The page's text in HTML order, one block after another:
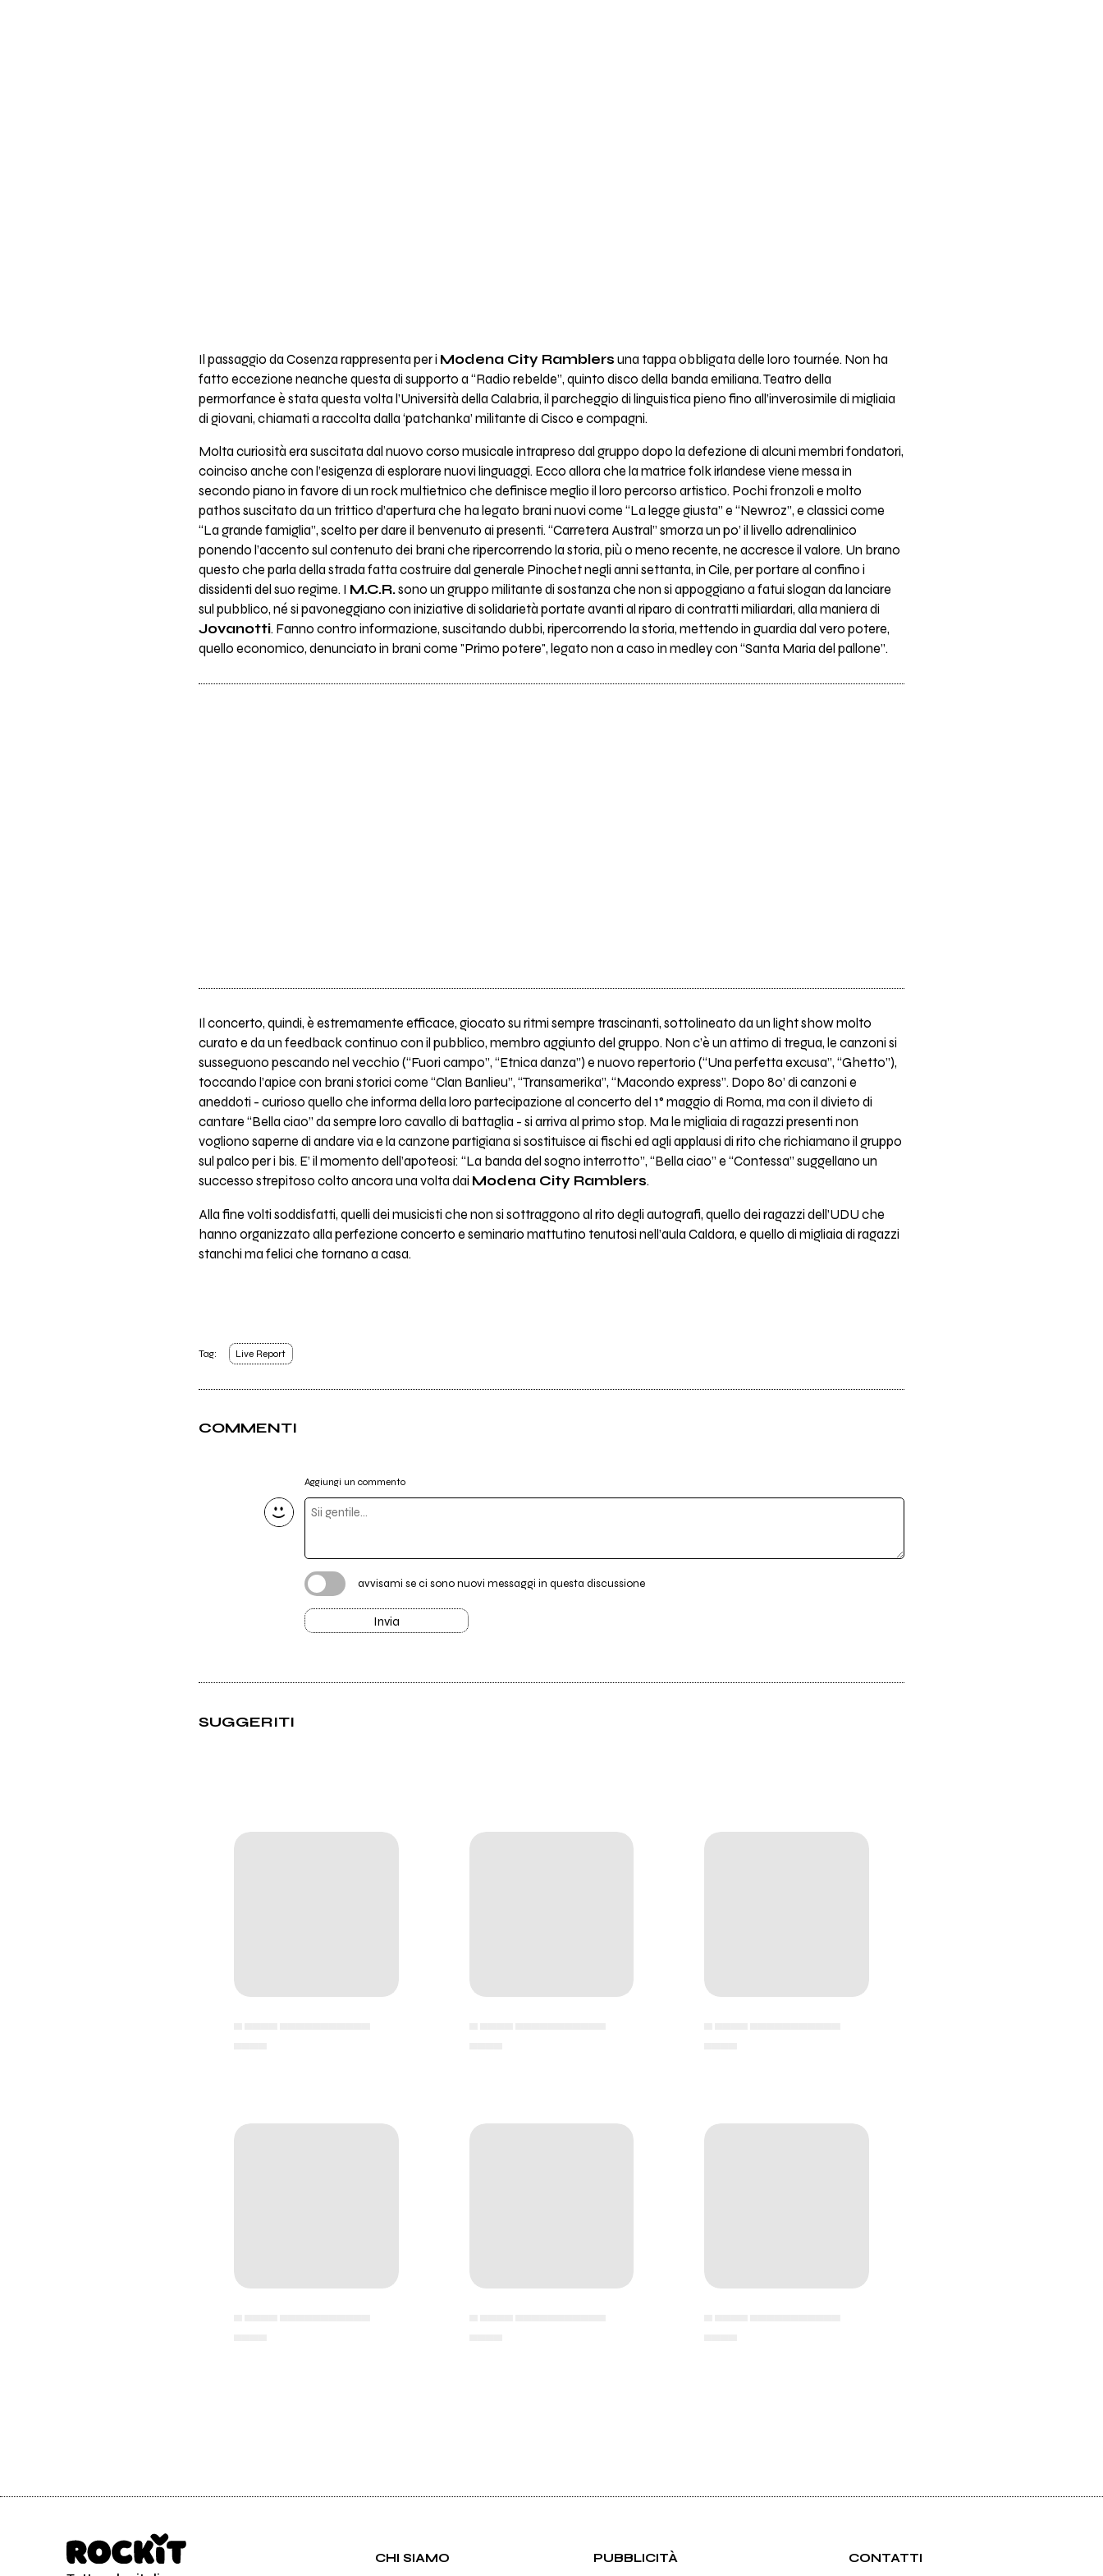
Il passaggio da Cosenza rappresenta per i Modena City Ramblers una tappa obbligata delle loro tournée. Non ha
fatto eccezione neanche questa di supporto a “Radio rebelde”, quinto disco della banda emiliana. Teatro della
permorfance è stata questa volta l’Università della Calabria, il parcheggio di linguistica pieno fino all’inverosimile di migliaia
di giovani, chiamati a raccolta dalla ‘patchanka’ militante di Cisco e compagni.
Molta curiosità era suscitata dal nuovo corso musicale intrapreso dal gruppo dopo la defezione di alcuni membri fondatori,
coinciso anche con l’esigenza di esplorare nuovi linguaggi. Ecco allora che la matrice folk irlandese viene messa in
secondo piano in favore di un rock multietnico che definisce meglio il loro percorso artistico. Pochi fronzoli e molto
pathos suscitato da un trittico d’apertura che ha legato brani nuovi come “La legge giusta” e “Newroz”, e classici come
“La grande famiglia”, scelto per dare il benvenuto ai presenti. “Carretera Austral” smorza un po’ il livello adrenalinico
ponendo l’accento sul contenuto dei brani che ripercorrendo la storia, più o meno recente, ne accresce il valore. Un brano
questo che parla della strada fatta costruire dal generale Pinochet negli anni settanta, in Cile, per portare al confino i
dissidenti del suo regime. I M.C.R.sono un gruppo militante di sostanza che non si appoggiano a fatui slogan da lanciare
sul pubblico, né si pavoneggiano con iniziative di solidarietà portate avanti al riparo di contratti miliardari, alla maniera di
Jovanotti. Fanno contro informazione, suscitando dubbi, ripercorrendo la storia, mettendo in guardia dal vero potere,
quello economico, denunciato in brani come "Primo potere", legato non a caso in medley con “Santa Maria del pallone”.
Il concerto, quindi, è estremamente efficace, giocato su ritmi sempre trascinanti, sottolineato da un light show molto
curato e da un feedback continuo con il pubblico, membro aggiunto del gruppo. Non c’è un attimo di tregua, le canzoni si
susseguono pescando nel vecchio (“Fuori campo”, “Etnica danza”) e nuovo repertorio (“Una perfetta excusa”, “Ghetto”),
toccando l’apice con brani storici come “Clan Banlieu”, “Transamerika”, “Macondo express”. Dopo 80’ di canzoni e
aneddoti - curioso quello che informa della loro partecipazione al concerto del 1° maggio di Roma, ma con il divieto di
cantare “Bella ciao” da sempre loro cavallo di battaglia - si arriva al primo stop. Ma le migliaia di ragazzi presenti non
vogliono saperne di andare via e la canzone partigiana si sostituisce ai fischi ed agli applausi di rito che richiamano il gruppo
sul palco per i bis. E’ il momento dell’apoteosi: “La banda del sogno interrotto”, “Bella ciao” e “Contessa” suggellano un
successo strepitoso colto ancora una volta dai Modena City Ramblers.
Alla fine volti soddisfatti, quelli dei musicisti che non si sottraggono al rito degli autografi, quello dei ragazzi dell’UDU che
hanno organizzato alla perfezione concerto e seminario mattutino tenutosi nell’aula Caldora, e quello di migliaia di ragazzi
stanchi ma felici che tornano a casa.
Tag: Live Report
COMMENTI
Aggiungi un commento
avvisami se ci sono nuovi messaggi in questa discussione
Invia
SUGGERITI
CHI SIAMO PUBBLICITÀ CONTATTI